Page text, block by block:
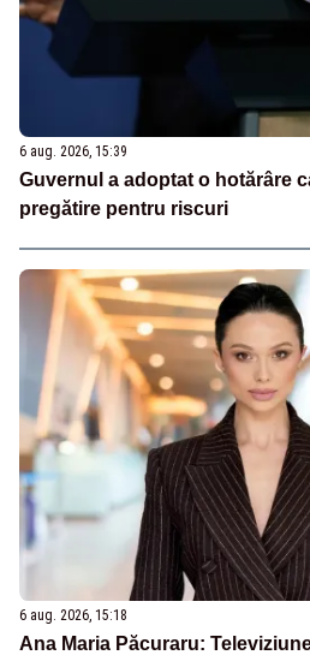
6 aug. 2026, 15:39
Guvernul a adoptat o hotărâre
pregătire pentru riscuri
6 aug. 2026, 15:18
Ana Maria Păcuraru: